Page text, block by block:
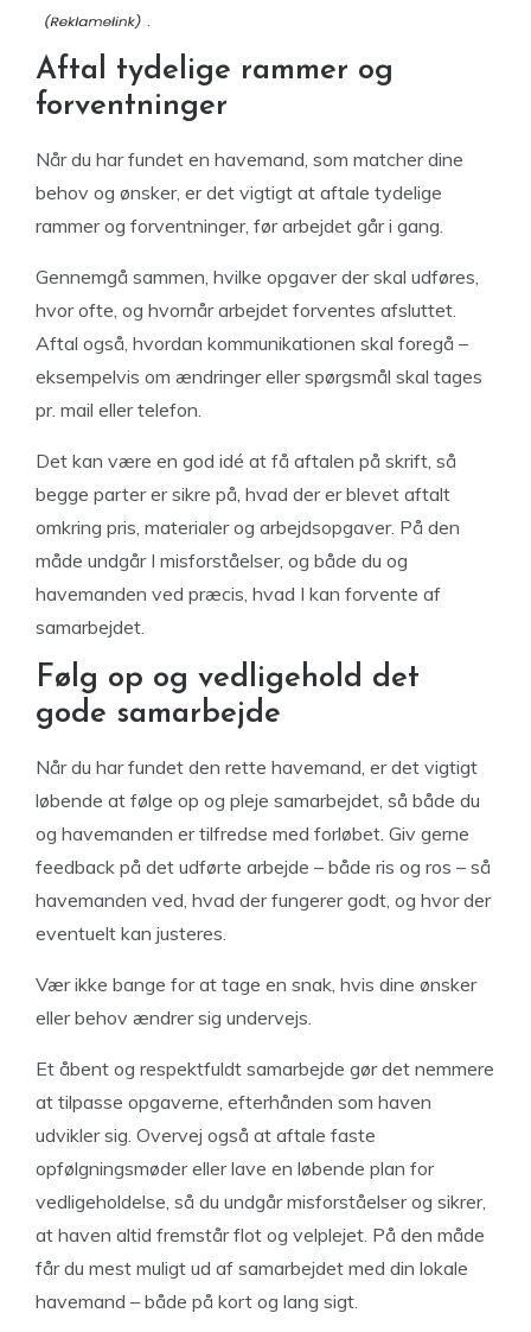
Aftal tydelige rammer og
forventninger
Når du har fundet en havemand, som matcher dine
behov og ønsker, er det vigtigt at aftale tydelige
rammer og forventninger, før arbejdet går i gang.
Gennemgå sammen, hvilke opgaver der skal udføres,
hvor ofte, og hvornår arbejdet forventes afsluttet.
Aftal også, hvordan kommunikationen skal foregå –
eksempelvis om ændringer eller spørgsmål skal tages
pr. mail eller telefon.
Det kan være en god idé at få aftalen på skrift, så
begge parter er sikre på, hvad der er blevet aftalt
omkring pris, materialer og arbejdsopgaver. På den
måde undgår I misforståelser, og både du og
havemanden ved præcis, hvad I kan forvente af
samarbejdet.
Følg op og vedligehold det
gode samarbejde
Når du har fundet den rette havemand, er det vigtigt
løbende at følge op og pleje samarbejdet, så både du
og havemanden er tilfredse med forløbet. Giv gerne
feedback på det udførte arbejde – både ris og ros – så
havemanden ved, hvad der fungerer godt, og hvor der
eventuelt kan justeres.
Vær ikke bange for at tage en snak, hvis dine ønsker
eller behov ændrer sig undervejs.
Et åbent og respektfuldt samarbejde gør det nemmere
at tilpasse opgaverne, efterhånden som haven
udvikler sig. Overvej også at aftale faste
opfølgningsmøder eller lave en løbende plan for
vedligeholdelse, så du undgår misforståelser og sikrer,
at haven altid fremstår flot og velplejet. På den måde
får du mest muligt ud af samarbejdet med din lokale
havemand – både på kort og lang sigt.